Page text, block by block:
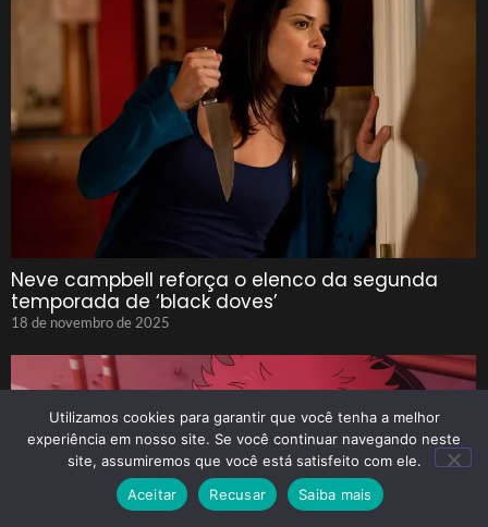
Neve campbell reforça o elenco da segunda
temporada de ‘black doves’
18 de novembro de 2025
Utilizamos cookies para garantir que você tenha a melhor
experiência em nosso site. Se você continuar navegando neste
site, assumiremos que você está satisfeito com ele.
Aceitar
Recusar Saiba mais